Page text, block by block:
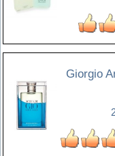
Giorgio